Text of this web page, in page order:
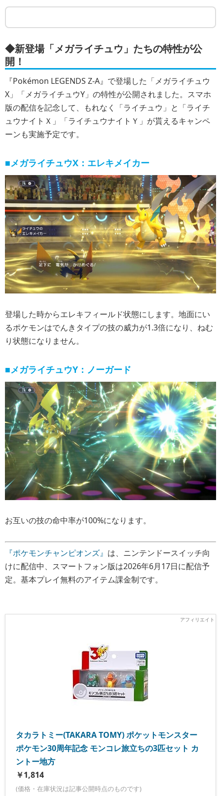
◆新登場「メガライチュウ」たちの特性が公
開！
『Pokémon LEGENDS Z-A』で登場した「メガライチュウ
X」「メガライチュウY」の特性が公開されました。スマホ
版の配信を記念して、もれなく「ライチュウ」と「ライチ
ュウナイトＸ」「ライチュウナイトＹ」が貰えるキャンペ
ーンも実施予定です。
■メガライチュウX：エレキメイカー
登場した時からエレキフィールド状態にします。地面にい
るポケモンはでんきタイプの技の威力が1.3倍になり、ねむ
り状態になりません。
■メガライチュウY：ノーガード
お互いの技の命中率が100%になります。
『ポケモンチャンピオンズ』 は、ニンテンドースイッチ向
けに配信中、スマートフォン版は2026年6月17日に配信予
定。基本プレイ無料のアイテム課金制です。
タカラトミー(TAKARA TOMY) ポケットモンスター
ポケモン30周年記念 モンコレ旅立ちの3匹セット カ
ントー地方
￥1,814
(価格・在庫状況は記事公開時点のものです)